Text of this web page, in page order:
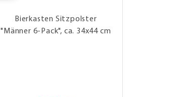
Bierkasten Sitzpolster
"Männer 6-Pack", ca. 34x44 cm